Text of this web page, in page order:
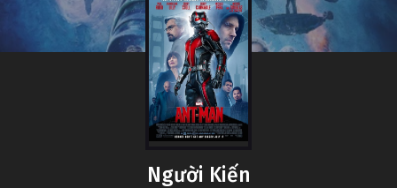
Người Kiến